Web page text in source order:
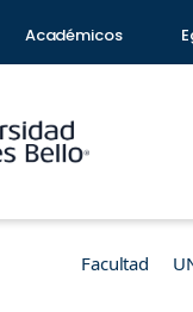
Académicos
Facultad